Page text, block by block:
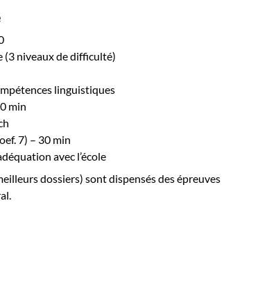
(3 niveaux de difficulté)
linguistiques
min
7) – 30 min
avec l’école
dossiers) sont dispensés des épreuves